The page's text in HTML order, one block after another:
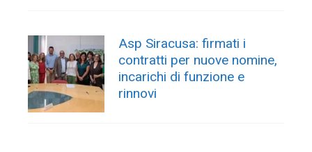
Asp Siracusa: firmati i
contratti per nuove nomine,
incarichi di funzione e
rinnovi